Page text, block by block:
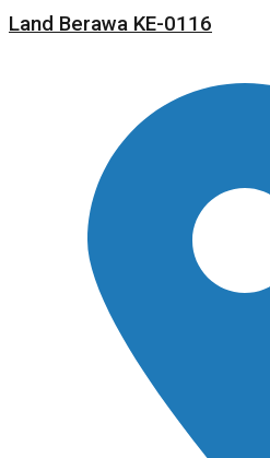
Land Berawa KE-0116